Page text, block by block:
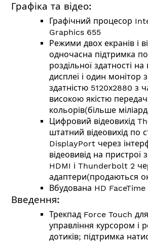
Графіка та відео:
Графічний процесор
Graphics 655
Режими двох екранів і
одночасна підтримка
роздільної здатності
дисплеї і один монітор
здатністю 5120х2880 з
високою якістю
кольорів(більше
Цифровий відеовихід
штатний відеовихід по
DisplayPort через
відеовивід на пристрої
HDMI і Thunderbolt 2
адаптери(продаються
Вбудована HD
Введення:
Трекпад Force Touch
управління курсором і
дотиків; підтримка